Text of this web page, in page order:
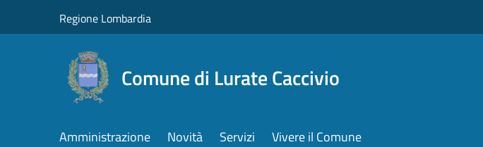
Regione Lombardia
Comune di Lurate Caccivio
Amministrazione Novità Servizi Vivere il Comune